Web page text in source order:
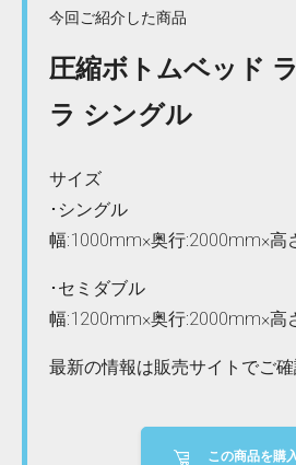
今回ご紹介した商品
圧縮ボトムベッド ラ
ラ シングル
サイズ
･シングル
幅:1000mm×奥行:2000mm×高
･セミダブル
幅:1200mm×奥行:2000mm×高
最新の情報は販売サイトでご
この商品を購